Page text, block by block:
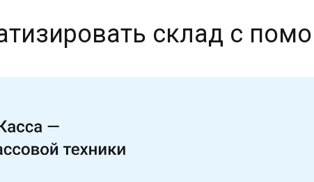
склад с